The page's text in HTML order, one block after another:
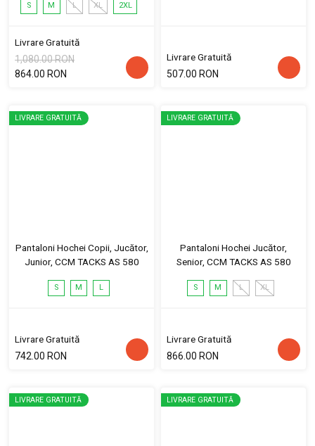
S M L XL 2XL
Livrare Gratuită
1,080.00 RON
864.00 RON
Livrare Gratuită
507.00 RON
LIVRARE GRATUITĂ
Pantaloni Hochei Copii, Jucător,
Junior, CCM TACKS AS 580
S M L
Livrare Gratuită
742.00 RON
LIVRARE GRATUITĂ
Pantaloni Hochei Jucător,
Senior, CCM TACKS AS 580
S M L XL
Livrare Gratuită
866.00 RON
LIVRARE GRATUITĂ LIVRARE GRATUITĂ